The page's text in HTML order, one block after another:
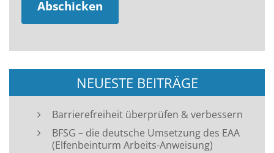
NEUESTE BEITRÄGE
Barrierefreiheit überprüfen & verbessern
BFSG – die deutsche Umsetzung des EAA
(Elfenbeinturm Arbeits-Anweisung)